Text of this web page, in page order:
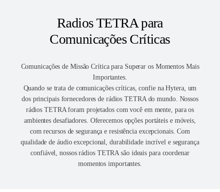
Radios TETRA para
Comunicações Críticas
Comunicações de Missão Crítica para Superar os Momentos Mais
Importantes.
Quando se trata de comunicações críticas, confie na Hytera, um
dos principais fornecedores de rádios TETRA do mundo. Nossos
rádios TETRA foram projetados com você em mente, para os
ambientes desafiadores. Oferecemos opções portáteis e móveis,
com recursos de segurança e resistência excepcionais. Com
qualidade de áudio excepcional, durabilidade incrível e segurança
confiável, nossos rádios TETRA são ideais para coordenar
momentos importantes.